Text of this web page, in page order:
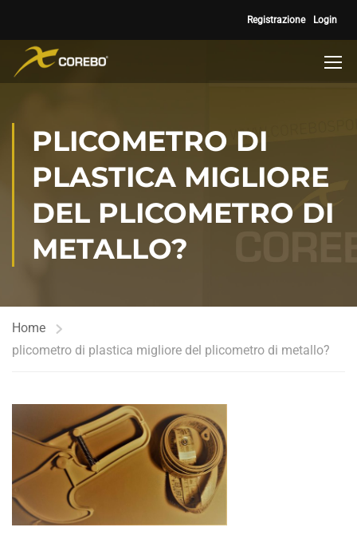
Registrazione Login
PLICOMETRO DI
PLASTICA MIGLIORE
DEL PLICOMETRO DI
METALLO?
Home
plicometro di plastica migliore del plicometro di metallo?